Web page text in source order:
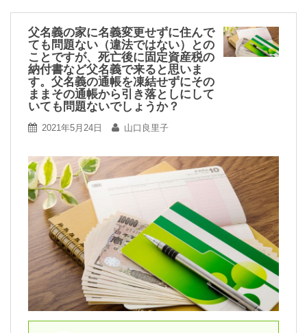
父名義の家に名義変更せずに住んで
ても問題ない（違法ではない）との
ことですが、死亡後に固定資産税の
納付書など父名義で来ると思いま
す。父名義の通帳を凍結せずにその
ままその通帳から引き落としにして
いても問題ないでしょうか？
2021年5月24日 山口良里子